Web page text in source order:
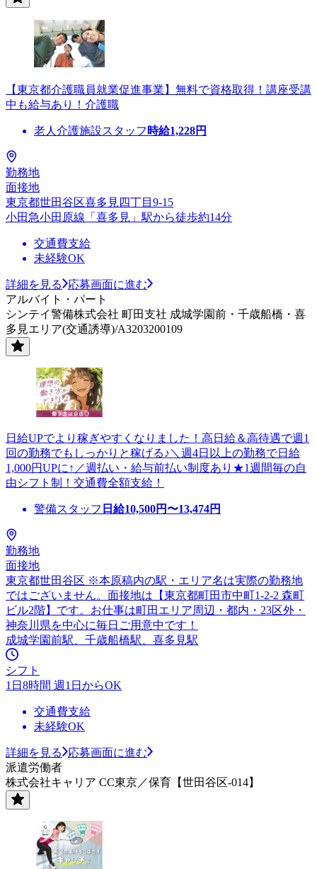
【東京都介護職員就業促進事業】無料で資格取得！講座受講
中も給与あり！介護職
老人介護施設スタッフ 時給1,228円
勤務地
面接地
東京都世田谷区喜多見四丁目9-15
小田急小田原線「喜多見」駅から徒歩約14分
交通費支給
未経験OK
詳細を見る
応募画面に進む
アルバイト・パート
シンテイ警備株式会社 町田支社 成城学園前・千歳船橋・喜
多見エリア(交通誘導)/A3203200109
日給UPでより稼ぎやすくなりました！高日給＆高待遇で週1
回の勤務でもしっかりと稼げる♪＼週4日以上の勤務で日給
1,000円UPに↑／週払い・給与前払い制度あり★1週間毎の自
由シフト制！交通費全額支給！
警備スタッフ 日給10,500円〜13,474円
勤務地
面接地
東京都世田谷区 ※本原稿内の駅・エリア名は実際の勤務地
ではございません。面接地は【東京都町田市中町1-2-2 森町
ビル2階】です。お仕事は町田エリア周辺・都内・23区外・
神奈川県を中心に毎日ご用意中です！
成城学園前駅、千歳船橋駅、喜多見駅
シフト
1日8時間 週1日からOK
交通費支給
未経験OK
詳細を見る
応募画面に進む
派遣労働者
株式会社キャリア CC東京／保育【世田谷区-014】